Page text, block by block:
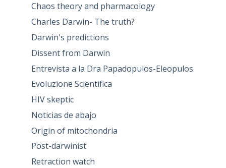
Chaos theory and pharmacology
Charles Darwin- The truth?
Darwin's predictions
Dissent from Darwin
Entrevista a la Dra Papadopulos-Eleopulos
Evoluzione Scientifica
HIV skeptic
Noticias de abajo
Origin of mitochondria
Post-darwinist
Retraction watch